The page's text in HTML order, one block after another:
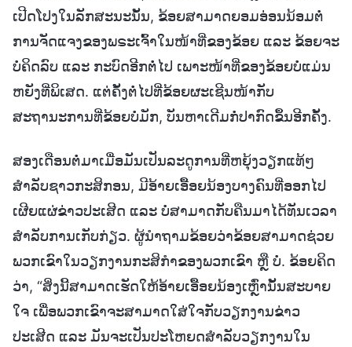
ເປີດໂປງໃນລັກສະນະນັ້ນ, ຂ້ອຍສາມາດຍອມອ່ອນນ້ອມຕໍ່
ການຈັດແຈງຂອງພຣະເຈົ້າໃນໜ້າທີ່ຂອງຂ້ອຍ ແລະ ຂ້ອຍຈະ
ບໍ່ຄິດລົບ ແລະ ກະບົດອີກຕໍ່ໄປ ເພາະໜ້າທີ່ຂອງຂ້ອຍບໍ່ແມ່ນ
ຫຍັງທີ່ພິເສດ. ແຕ່ຄັ້ງຕໍ່ໄປທີ່ຂ້ອຍຜະເຊີນໜ້າກັບ
ສະຖານະການທີ່ຂ້ອຍບໍ່ມັກ, ບັນຫາເດີມກໍ່ປາກົດຂຶ້ນອີກຄັ້ງ.
ສອງເດືອນຕໍ່ມາເມື່ອມັນເປັນລະດູການທີ່ຫຍຸ້ງວຽກແທ້ໆ
ສຳລັບຊາວກະສິກອນ, ມີອ້າຍເອື້ອຍນ້ອງບາງຄົນທີ່ອອກໄປ
ເຜີຍແຜ່ຂ່າວປະເສີດ ແລະ ບໍ່ສາມາດກັບຄືນມາໄດ້ທັນເວລາ
ສຳລັບການເກັບກ່ຽວ. ຜູ້ນຳຖາມຂ້ອຍວ່າຂ້ອຍສາມາດຊ່ວຍ
ພວກເຂົາໃນວຽກງານກະສິກຳຂອງພວກເຂົາ ຫຼື ບໍ່. ຂ້ອຍຄິດ
ວ່າ, “ສິ່ງນີ້ສາມາດເຮັດໃຫ້ອ້າຍເອື້ອຍນ້ອງເຫຼົ່ານັ້ນສະບາຍ
ໃຈ ເພື່ອພວກເຂົາຈະສາມາດໃສ່ໃຈກັບວຽກງານຂ່າວ
ປະເສີດ ແລະ ມັນຈະເປັນປະໂຫຍດສໍາລັບວຽກງານໃນ